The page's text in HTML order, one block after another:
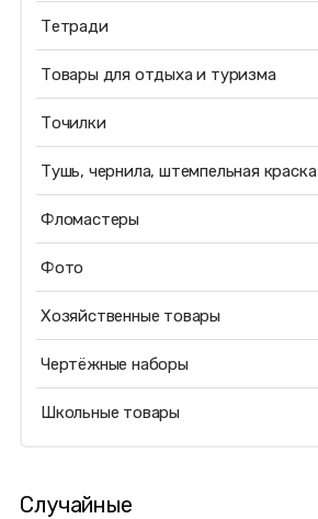
Тетради
Товары для отдыха и туризма
Точилки
Тушь, чернила, штемпельная краска
Фломастеры
Фото
Хозяйственные товары
Чертёжные наборы
Школьные товары
Случайные